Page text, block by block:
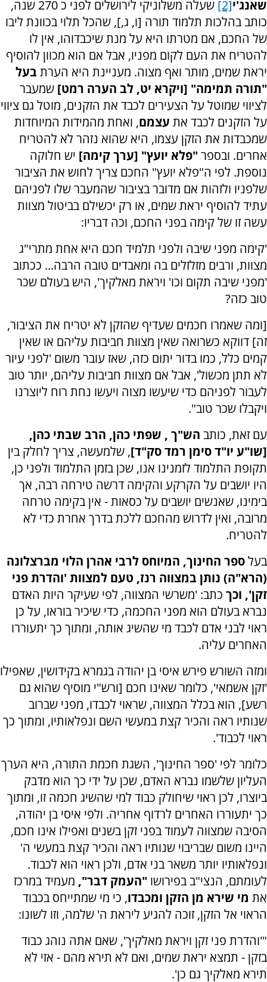
שאנג'י[2]
שעלה משלוניקי לירושלים לפני כ 270 שנה,
כותב בהלכות תלמוד תורה [ו, ג,], שהכל תלוי בכוונת ליבו
של החכם, אם מטרתו היא על מנת שיכבדוהו, אין לו
להטריח את העם לקום מפניו, אבל אם הוא מכוון להוסיף
יראת שמים, מותר ואף מצוה. מעניינת היא הערת בעל
"תורה תמימה" [ויקרא יט, לב הערה רמט] שמעבר
לציווי שמוטל על הצעירים לכבד את הזקנים, מוטל גם ציווי
על הזקנים לכבד את עצמם, ואחת מהמידות המיוחדות
שמכבדות את הזקן עצמו, היא שהוא נזהר לא להטריח
אחרים. ובספר"פלא יועץ" [ערך קימה] יש חלוקה
נוספת. לפי ה"פלא יועץ" החכם צריך לחוש את הציבור
שלפניו ולזהות אם מדובר בציבור שהמעבר שלו לפניהם
עתיד להוסיף יראת שמים, או רק יכשילם בביטול מצוות
עשה זו של קימה בפני החכם, וכה דבריו:
'קימה מפני שיבה ולפני תלמיד חכם היא אחת מתרי"ג
מצוות, ורבים מזלזלים בה ומאבדים טובה הרבה... ככתוב
'מפני שיבה תקום וכו' ויראת מאלקיך', היש בעולם שכר
טוב כזה?
[ומה שאמרו חכמים שעדיף שהזקן לא יטריח את הציבור,
זה] דווקא כשרואה שאין מצוות חביבות עליהם או שאין
קמים כלל, כמו בדור יתום כזה, שאז עובר משום 'לפני עיור
לא תתן מכשול', אבל אם מצוות חביבות עליהם, יותר טוב
לעבור לפניהם כדי שיעשו מצוה ויעשו נחת רוח ליוצרנו
ויקבלו שכר טוב".
עם זאת, כותב הש"ך , שפתי כהן, הרב שבתי כהן,
[שו"ע יו"ד סימן רמד סק"ד], שלמעשה, צריך לחלק בין
תקופת התלמוד לזמנינו אנו, שכן בזמן התלמוד ולפני כן,
היו יושבים על הקרקע והקימה דרשה טירחה רבה, אך
בימינו, שאנשים יושבים על כסאות - אין בקימה טרחה
מרובה, ואין לדרוש מהחכם ללכת בדרך אחרת כדי לא
להטריח.
בעלספר החינוך, המיוחס לרבי אהרן הלוי מברצלונה
(הרא"ה) נותן במצווה רנז, טעם למצוות 'והדרת פני
זקן', וכך כתב: 'משרשי המצווה, לפי שעיקר היות האדם
נברא בעולם הוא מפני החכמה, כדי שיכיר בוראו, על כן
ראוי לבני אדם לכבד מי שהשיג אותה, ומתוך כך יתעוררו
האחרים עליה.
ומזה השורש פירש איסי בן יהודה בגמרא בקידושין, שאפילו
'זקן אשמאי', כלומר שאינו חכם [ורש"י מוסיף שהוא גם
רשע], הוא בכלל המצווה, שראוי לכבדו, מפני שברוב
שנותיו ראה והכיר קצת במעשי השם ונפלאותיו, ומתוך כך
ראוי לכבוד'.
כלומר לפי 'ספר החינוך', השגת חכמת התורה, היא הערך
העליון שלשמו נברא האדם, שכן על ידי כך הוא מדבק
ביוצרו, לכן ראוי שיחולק כבוד למי שהשיג חכמה זו, ומתוך
כך יתעוררו האחרים לרדוף אחריה. ולפי איסי בן יהודה,
הסיבה שמצווה לעמוד בפני זקן בשנים ואפילו אינו חכם,
היינו משום שבריבוי שנותיו ראה והכיר קצת במעשי ה'
ונפלאותיו יותר משאר בני אדם, ולכן ראוי הוא לכבוד.
לעומתם, הנצי"ב בפירושו "העמק דבר", מעמיד במרכז
את מי שירא מן הזקן ומכבדו, כי מי שמתייחס בכבוד
הראוי אל הזקן, זוכה להגיע ליראת ה' שלמה, וזו לשונו:
"'והדרת פני זקן ויראת מאלקיך', שאם אתה נוהג כבוד
בזקן - תמצא יראת שמים, ואם לא תירא מהם - אזי לא
תירא מאלקיך גם כן'.